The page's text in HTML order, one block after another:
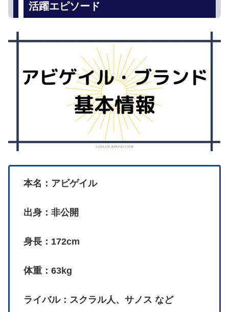
活躍エピソード
本名：アビゲイル
出身：非公開
身長：172cm
体重：63kg
ライバル：スクラル人、サノス など